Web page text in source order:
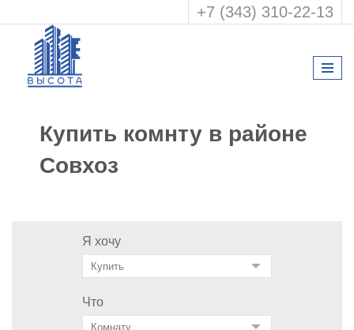
+7 (343) 310-22-13
Купить комнту в районе
Совхоз
Я хочу
Что